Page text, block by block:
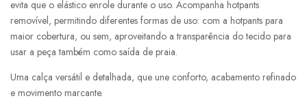
evita que o elástico enrole durante o uso. Acompanha hotpants
removível, permitindo diferentes formas de uso: com a hotpants para
maior cobertura, ou sem, aproveitando a transparência do tecido para
usar a peça também como saída de praia.
Uma calça versátil e detalhada, que une conforto, acabamento refinado
e movimento marcante.